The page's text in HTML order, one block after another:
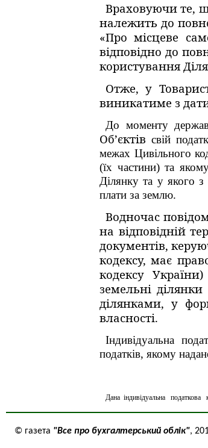
Враховуючи те,
належить до
«Про місцеве
відповідно до
користування
Отже, у
виникатиме з дати
До моменту
Об’єктів свій
межах Цивільного
(їх частини) та
Ділянку та у якого з
плати за землю.
Водночас
на відповідній
документів,
кодексу, має
кодексу
земельні
ділянками, у
власності.
Індивідуальна
податків, якому
Дана індивідуальна
© газета "Все про бухгалтерський облік",